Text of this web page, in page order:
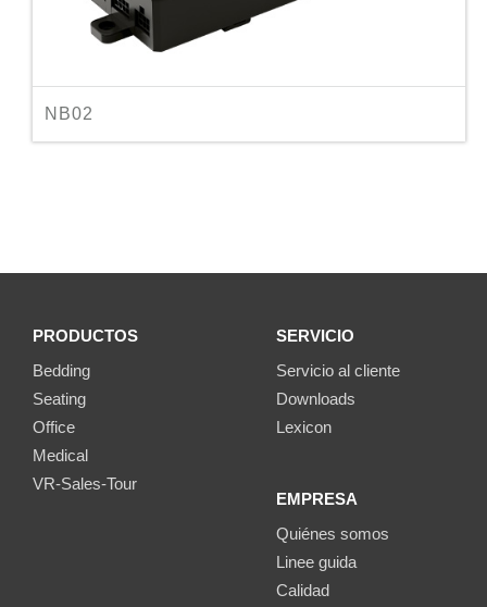
NB02
PRODUCTOS
Bedding
Seating
Office
Medical
VR-Sales-Tour
SERVICIO
Servicio al cliente
Downloads
Lexicon
EMPRESA
Quiénes somos
Linee guida
Calidad